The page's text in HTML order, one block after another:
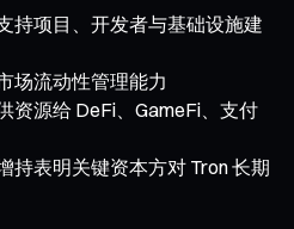
持项目、开发者与基础设施建
场流动性管理能力
资源给 DeFi、GameFi、支付
持表明关键资本方对 Tron 长期